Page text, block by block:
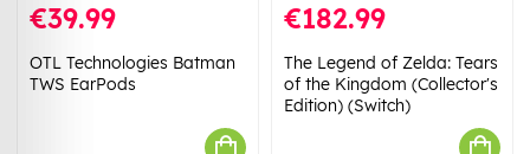
€39.99
OTL Technologies Batman
TWS EarPods
€182.99
The Legend of Zelda: Tears
of the Kingdom (Collector's
Edition) (Switch)